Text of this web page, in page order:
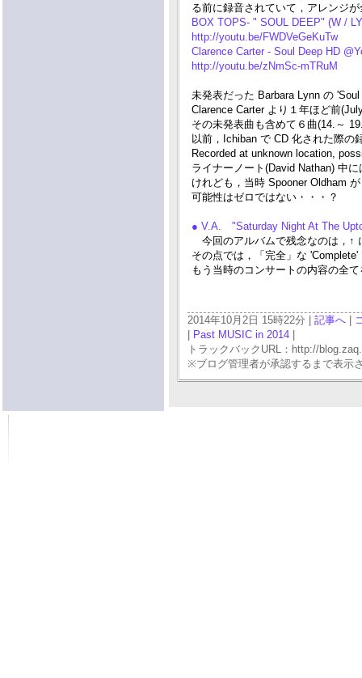
る前に録音されていて，アレンジ
BOX TOPS- " SOUL DEEP" (W /
http://youtu.be/FWDVeGeKuTw
Clarence Carter - Soul Deep HD
http://youtu.be/zNmSc-mTRuM
未発表だった Barbara Lynn の
Clarence Carter より１年ほど前
その未発表曲も含めて６曲(14.～
以前，Ichiban で CD 化された際の
Recorded at unknown location,
ライナーノート(David Nathan) 中
けれども，当時 Spooner Oldham
可能性はゼロではない・・・？
● V.A. "Saturday Night At The
今回のアルバムで残念なのは，↑
その点では，「完全」な
もう当時のコンサートの内容の全
2014年10月2日 15時22分 | 記事へ
Past MUSIC in 2014
トラックバックURL：http://
※ブログ管理者が承認するまで表示